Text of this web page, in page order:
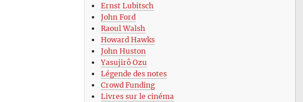
Ernst Lubitsch
John Ford
Raoul Walsh
Howard Hawks
John Huston
Yasujirô Ozu
Légende des notes
Crowd Funding
Livres sur le cinéma